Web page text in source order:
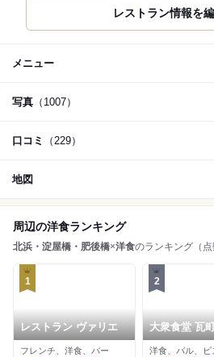
レストラン情報を
メニュー
写真 （1007）
口コミ （229）
地図
周辺の洋食ランキング
北浜・淀屋橋・肥後橋×洋食のランキング（点
1
レストラン ヴァリエ
フレンチ、洋食、バー
2
大衆食堂 瓦
洋食、バル、ビ